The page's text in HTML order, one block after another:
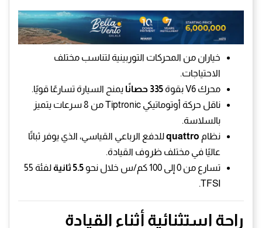
خياران من المحركات التوربينية لتناسب مختلف
الاحتياجات.
محرك V6 بقوة
335 حصانًا
يمنح السيارة تسارعًا قويًا.
ناقل حركة أوتوماتيكي Tiptronic من 8 سرعات يتميز
بالسلاسة.
نظام quattroللدفع الرباعي القياسي، الذي يوفر ثباتًا
عاليًا في مختلف ظروف القيادة.
تسارع من 0 إلى 100 كم/س خلال نحو
5.5 ثانية
لفئة 55
TFSI.
راحة استثنائية أثناء القيادة